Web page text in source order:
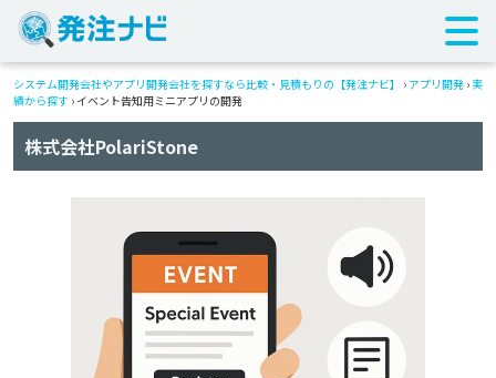
システム開発会社やアプリ開発会社を探すなら比較・見積もりの【発注ナビ】 › アプリ開発 › 実
績から探す › イベント告知用ミニアプリの開発
株式会社PolariStone